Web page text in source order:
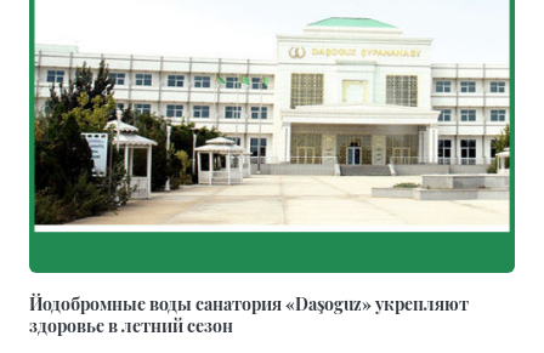
Йодобромные воды санатория «Daşoguz» укрепляют
здоровье в летний сезон